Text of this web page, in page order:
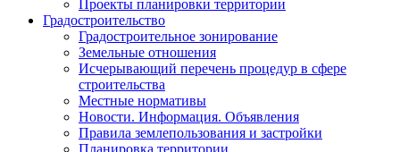
Проекты планировки территории
Градостроительство
Градостроительное зонирование
Земельные отношения
Исчерывающий перечень процедур в сфере
строительства
Местные нормативы
Новости. Информация. Объявления
Правила землепользования и застройки